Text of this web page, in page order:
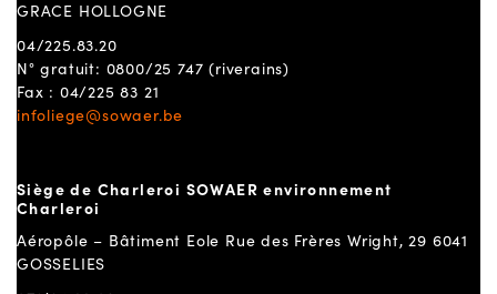
GRACE HOLLOGNE
04/225.83.20
N° gratuit: 0800/25 747 (riverains)
Fax : 04/225 83 21
infoliege@sowaer.be
Siège de Charleroi SOWAER environnement
Charleroi
Aéropôle – Bâtiment Eole Rue des Frères Wright, 29 6041
GOSSELIES